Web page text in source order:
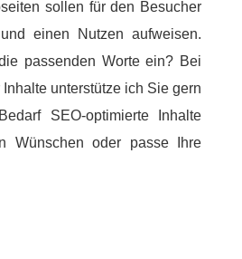
sollen für den Besucher
einen Nutzen aufweisen.
passenden Worte ein? Bei
unterstütze ich Sie gern
SEO-optimierte Inhalte
Wünschen oder passe Ihre